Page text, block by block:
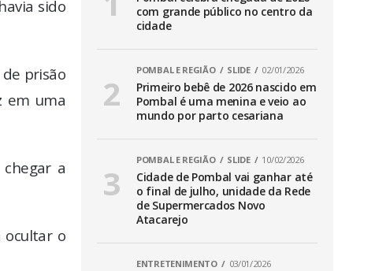
sido
prisão
em uma
a
ocultar o
com grande público no centro da
cidade
POMBAL E REGIÃO SLIDE 02/01/2026
Primeiro bebê de 2026 nascido em
Pombal é uma menina e veio ao
mundo por parto cesariana
POMBAL E REGIÃO SLIDE 10/02/2026
Cidade de Pombal vai ganhar até
o final de julho, unidade da Rede
de Supermercados Novo
Atacarejo
ENTRETENIMENTO 03/01/2026